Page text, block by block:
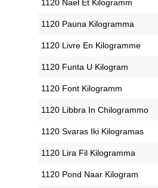
‎1120 Nael Et Kilogramm
‎1120 Pauna Kilogramma
‎1120 Livre En Kilogramme
‎1120 Funta U Kilogram
‎1120 Font Kilogramm
‎1120 Libbra In Chilogrammo
‎1120 Svaras Iki Kilogramas
‎1120 Lira Fil Kilogramma
‎1120 Pond Naar Kilogram